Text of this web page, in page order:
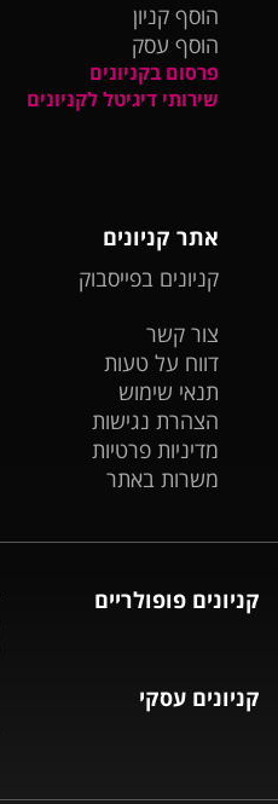
הוסף קניון
הוסף עסק
פרסום בקניונים
שירותי דיגיטל לקניונים
אתר קניונים
קניונים בפייסבוק
צור קשר
דווח על טעות
תנאי שימוש
הצהרת נגישות
מדיניות פרטיות
משרות באתר
קניונים פופולריים
קניונים עסקי